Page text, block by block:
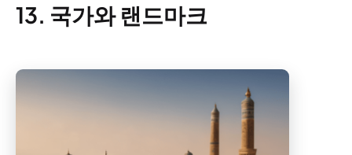
13. 국가와 랜드마크